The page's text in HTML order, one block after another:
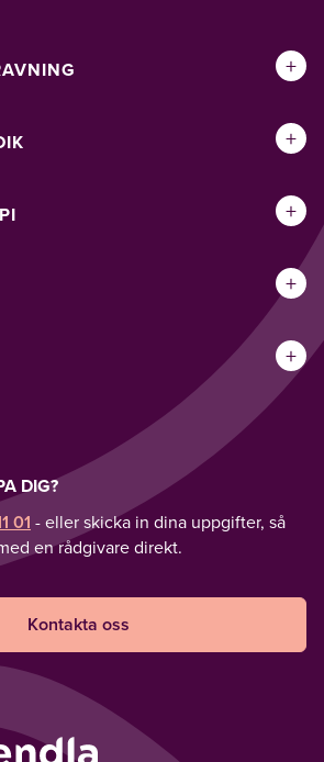
+
+
+
+
+
DIG?
01 - eller skicka in dina uppgifter, så
en rådgivare direkt.
Kontakta oss